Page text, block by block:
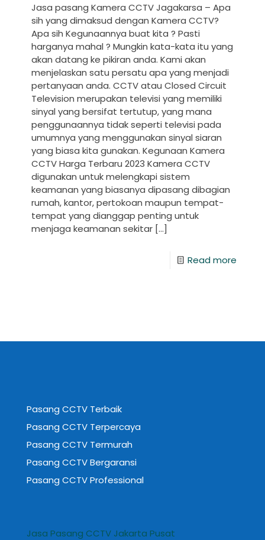
Jasa pasang Kamera CCTV Jagakarsa – Apa
sih yang dimaksud dengan Kamera CCTV?
Apa sih Kegunaannya buat kita ? Pasti
harganya mahal ? Mungkin kata-kata itu yang
akan datang ke pikiran anda. Kami akan
menjelaskan satu persatu apa yang menjadi
pertanyaan anda. CCTV atau Closed Circuit
Television merupakan televisi yang memiliki
sinyal yang bersifat tertutup, yang mana
penggunaannya tidak seperti televisi pada
umumnya yang menggunakan sinyal siaran
yang biasa kita gunakan. Kegunaan Kamera
CCTV Harga Terbaru 2023 Kamera CCTV
digunakan untuk melengkapi sistem
keamanan yang biasanya dipasang dibagian
rumah, kantor, pertokoan maupun tempat-
tempat yang dianggap penting untuk
menjaga keamanan sekitar […]
Read more
Pasang CCTV Terbaik
Pasang CCTV Terpercaya
Pasang CCTV Termurah
Pasang CCTV Bergaransi
Pasang CCTV Professional
Jasa Pasang CCTV Jakarta Pusat